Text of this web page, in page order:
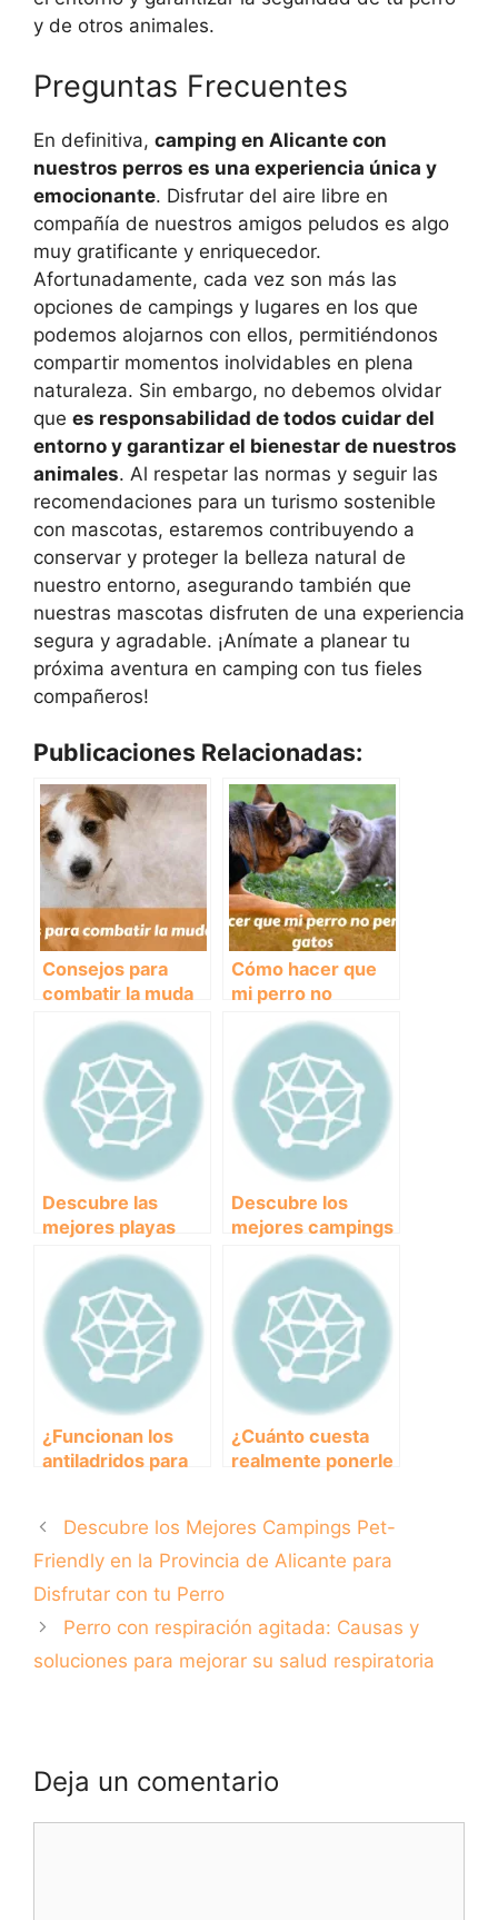
y de otros animales.
Preguntas Frecuentes
En definitiva, camping en Alicante con
nuestros perros es una experiencia única y
emocionante. Disfrutar del aire libre en
compañía de nuestros amigos peludos es algo
muy gratificante y enriquecedor.
Afortunadamente, cada vez son más las
opciones de campings y lugares en los que
podemos alojarnos con ellos, permitiéndonos
compartir momentos inolvidables en plena
naturaleza. Sin embargo, no debemos olvidar
que es responsabilidad de todos cuidar del
entorno y garantizar el bienestar de nuestros
animales. Al respetar las normas y seguir las
recomendaciones para un turismo sostenible
con mascotas, estaremos contribuyendo a
conservar y proteger la belleza natural de
nuestro entorno, asegurando también que
nuestras mascotas disfruten de una experiencia
segura y agradable. ¡Anímate a planear tu
próxima aventura en camping con tus fieles
compañeros!
Publicaciones Relacionadas:
Consejos para
combatir la muda
de pelo
Cómo hacer que
mi perro no
persiga a los gatos
Descubre las
mejores playas
para perros en
Alicante y disfruta
del verano con tu
mascota
Descubre los
mejores campings
para disfrutar con
tus perros en
Cantabria
¿Funcionan los
antiladridos para
perro?
¿Cuánto cuesta
realmente ponerle
que necesitas
saber aquí
Descubre los Mejores Campings Pet-
Friendly en la Provincia de Alicante para
Disfrutar con tu Perro
Perro con respiración agitada: Causas y
soluciones para mejorar su salud respiratoria
Deja un comentario